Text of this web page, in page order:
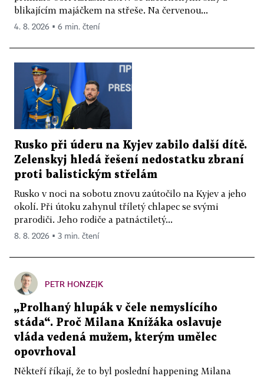
blikajícím majáčkem na střeše. Na červenou...
4. 8. 2026 ▪ 6 min. čtení
Rusko při úderu na Kyjev zabilo další dítě.
Zelenskyj hledá řešení nedostatku zbraní
proti balistickým střelám
Rusko v noci na sobotu znovu zaútočilo na Kyjev a jeho
okolí. Při útoku zahynul tříletý chlapec se svými
prarodiči. Jeho rodiče a patnáctiletý...
8. 8. 2026 ▪ 3 min. čtení
PETR HONZEJK
„Prolhaný hlupák v čele nemyslícího
stáda“. Proč Milana Knížáka oslavuje
vláda vedená mužem, kterým umělec
opovrhoval
Někteří říkají, že to byl poslední happening Milana